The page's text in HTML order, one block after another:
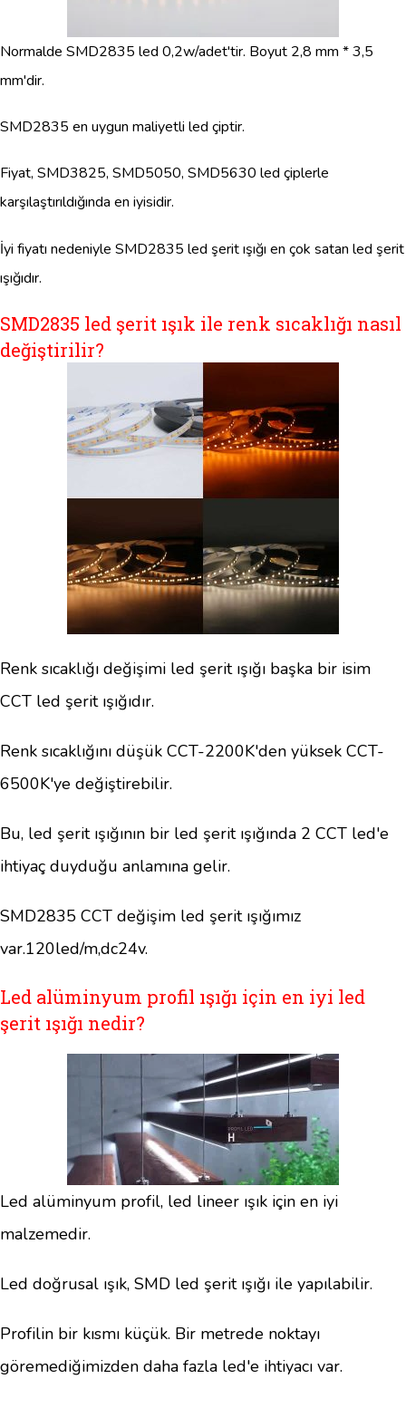
Normalde SMD2835 led 0,2w/adet'tir. Boyut 2,8 mm * 3,5
mm'dir.
SMD2835 en uygun maliyetli led çiptir.
Fiyat, SMD3825, SMD5050, SMD5630 led çiplerle
karşılaştırıldığında en iyisidir.
İyi fiyatı nedeniyle SMD2835 led şerit ışığı en çok satan led şerit
ışığıdır.
SMD2835 led şerit ışık ile renk sıcaklığı nasıl
değiştirilir?
Renk sıcaklığı değişimi led şerit ışığı başka bir isim
CCT led şerit ışığıdır.
Renk sıcaklığını düşük CCT-2200K'den yüksek CCT-
6500K'ye değiştirebilir.
Bu, led şerit ışığının bir led şerit ışığında 2 CCT led'e
ihtiyaç duyduğu anlamına gelir.
SMD2835 CCT değişim led şerit ışığımız
var.120led/m,dc24v.
Led alüminyum profil ışığı için en iyi led
şerit ışığı nedir?
Led alüminyum profil, led lineer ışık için en iyi
malzemedir.
Led doğrusal ışık, SMD led şerit ışığı ile yapılabilir.
Profilin bir kısmı küçük. Bir metrede noktayı
göremediğimizden daha fazla led'e ihtiyacı var.